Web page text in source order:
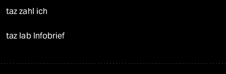
taz zahl ich
taz lab Infobrief